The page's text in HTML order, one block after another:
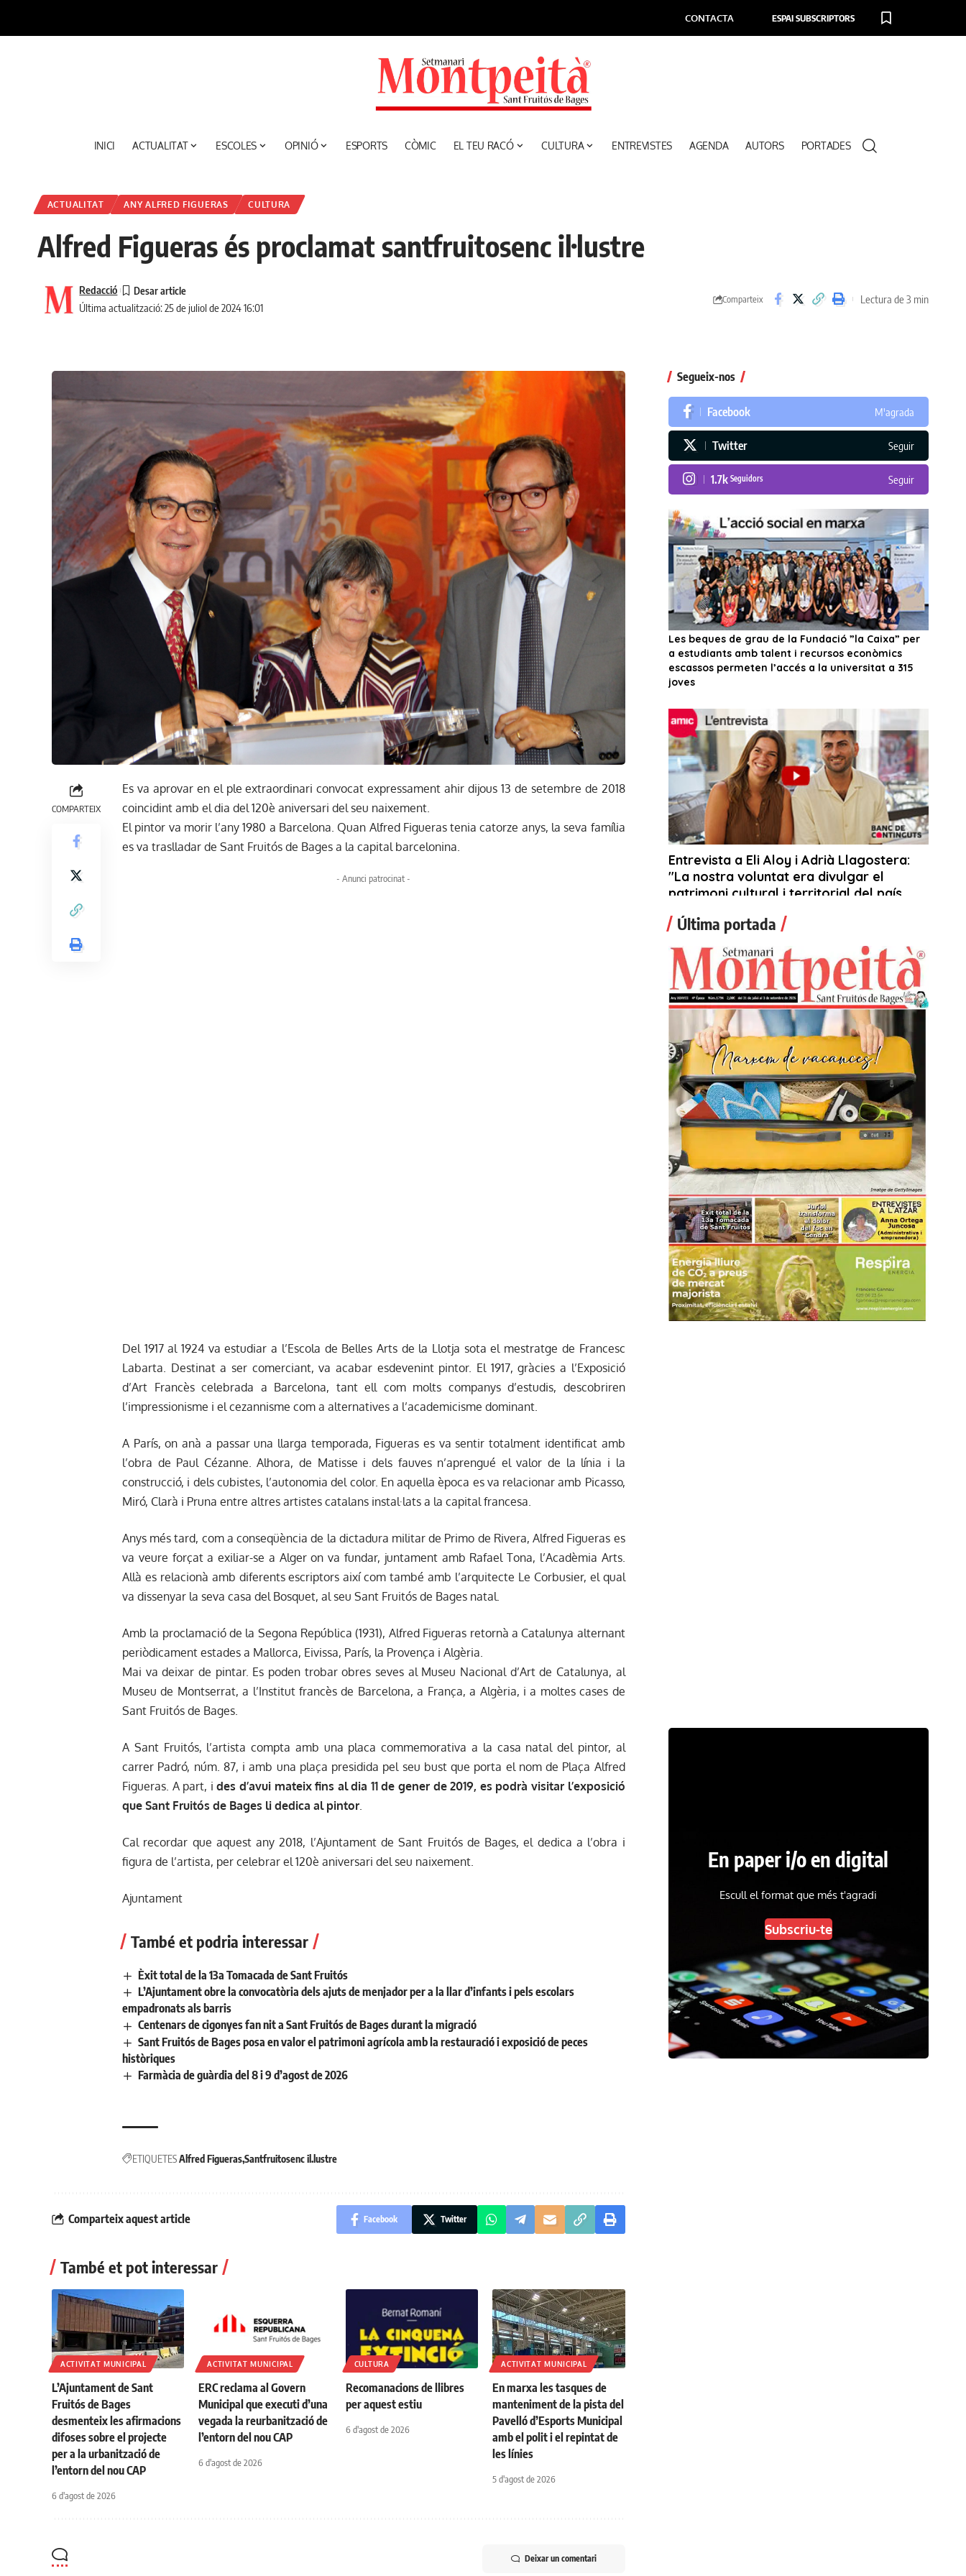
CONTACTA ESPAI SUBSCRIPTORS
INICI ACTUALITAT ESCOLES OPINIÓ ESPORTS CÒMIC EL TEU RACÓ CULTURA ENTREVISTES AGENDA AUTORS PORTADES
ACTUALITAT ANY ALFRED FIGUERAS CULTURA
Alfred Figueras és proclamat santfruitosenc il·lustre
Última actualització: 25 de juliol de 2024 16:01
Redacció
Comparteix Lectura de 3 min
COMPARTEIX
Es va aprovar en el ple extraordinari convocat expressament ahir dijous 13 de setembre de 2018
coincidint amb el dia del 120è aniversari del seu naixement.
El pintor va morir l’any 1980 a Barcelona. Quan Alfred Figueras tenia catorze anys, la seva família
es va traslladar de Sant Fruitós de Bages a la capital barcelonina.
- Anunci patrocinat -
Del 1917 al 1924 va estudiar a l’Escola de Belles Arts de la Llotja sota el mestratge de Francesc
Labarta. Destinat a ser comerciant, va acabar esdevenint pintor. El 1917, gràcies a l’Exposició
d’Art Francès celebrada a Barcelona, tant ell com molts companys d’estudis, descobriren
l’impressionisme i el cezannisme com a alternatives a l’academicisme dominant.
A París, on anà a passar una llarga temporada, Figueras es va sentir totalment identificat amb
l’obra de Paul Cézanne. Alhora, de Matisse i dels fauves n’aprengué el valor de la línia i la
construcció, i dels cubistes, l’autonomia del color. En aquella època es va relacionar amb Picasso,
Miró, Clarà i Pruna entre altres artistes catalans instal·lats a la capital francesa.
Anys més tard, com a conseqüència de la dictadura militar de Primo de Rivera, Alfred Figueras es
va veure forçat a exiliar-se a Alger on va fundar, juntament amb Rafael Tona, l’Acadèmia Arts.
Allà es relacionà amb diferents escriptors així com també amb l’arquitecte Le Corbusier, el qual
va dissenyar la seva casa del Bosquet, al seu Sant Fruitós de Bages natal.
Amb la proclamació de la Segona República (1931), Alfred Figueras retornà a Catalunya alternant
periòdicament estades a Mallorca, Eivissa, París, la Provença i Algèria.
Mai va deixar de pintar. Es poden trobar obres seves al Museu Nacional d’Art de Catalunya, al
Museu de Montserrat, a l’Institut francès de Barcelona, a França, a Algèria, i a moltes cases de
Sant Fruitós de Bages.
A Sant Fruitós, l’artista compta amb una placa commemorativa a la casa natal del pintor, al
carrer Padró, núm. 87, i amb una plaça presidida pel seu bust que porta el nom de Plaça Alfred
Figueras. A part, ides d’avui mateix fins al dia 11 de gener de 2019, es podrà visitar l’exposició
que Sant Fruitós de Bages li dedica al pintor.
Cal recordar que aquest any 2018, l’Ajuntament de Sant Fruitós de Bages, el dedica a l’obra i
figura de l’artista, per celebrar el 120è aniversari del seu naixement.
Ajuntament
També et podria interessar
Èxit total de la 13a Tomacada de Sant Fruitós
L’Ajuntament obre la convocatòria dels ajuts de menjador per a la llar d’infants i pels escolars
empadronats als barris
Centenars de cigonyes fan nit a Sant Fruitós de Bages durant la migració
Sant Fruitós de Bages posa en valor el patrimoni agrícola amb la restauració i exposició de peces
històriques
Farmàcia de guàrdia del 8 i 9 d’agost de 2026
ETIQUETESAlfred FiguerasSantfruitosenc il.lustre
Comparteix aquest article Facebook Twitter
També et pot interessar
ACTIVITAT MUNICIPAL
L’Ajuntament de Sant
Fruitós de Bages
desmenteix les afirmacions
difoses sobre el projecte
per a la urbanització de
l’entorn del nou CAP
6 d'agost de 2026
ACTIVITAT MUNICIPAL
ERC reclama al Govern
Municipal que executi d’una
vegada la reurbanització de
l’entorn del nou CAP
6 d'agost de 2026
CULTURA
Recomanacions de llibres
per aquest estiu
6 d'agost de 2026
ACTIVITAT MUNICIPAL
En marxa les tasques de
manteniment de la pista del
Pavelló d’Esports Municipal
amb el polit i el repintat de
les línies
5 d'agost de 2026
Deixar un comentari
Segueix-nos
Facebook M'agrada
Twitter Seguir
1.7k Seguidors Seguir
Última portada
En paper i/o en digital
Escull el format que més t'agradi
Subscriu-te